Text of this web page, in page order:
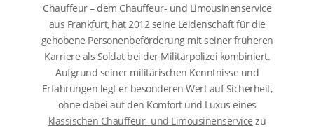
Chauffeur – dem Chauffeur- und Limousinenservice
aus Frankfurt, hat 2012 seine Leidenschaft für die
gehobene Personenbeförderung mit seiner früheren
Karriere als Soldat bei der Militärpolizei kombiniert.
Aufgrund seiner militärischen Kenntnisse und
Erfahrungen legt er besonderen Wert auf Sicherheit,
ohne dabei auf den Komfort und Luxus eines
klassischen Chauffeur- und Limousinenservice zu